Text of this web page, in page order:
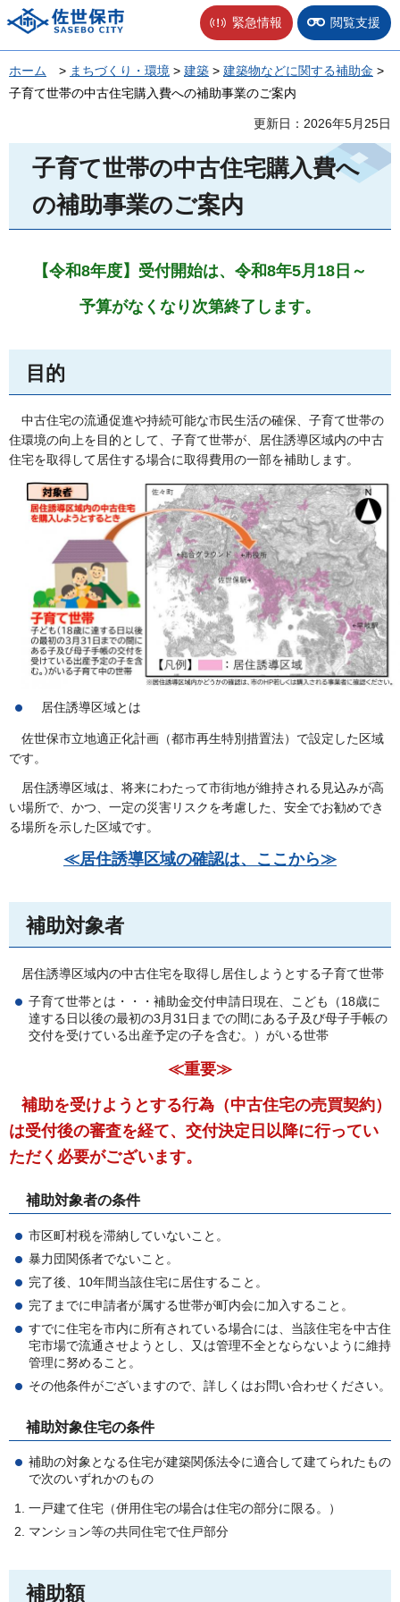
佐世保市 緊急情報 閲覧支援
ホーム > まちづくり・環境 > 建築 > 建築物などに関する補助金 >
子育て世帯の中古住宅購入費への補助事業のご案内
更新日：2026年5月25日
子育て世帯の中古住宅購入費へ
の補助事業のご案内
【令和8年度】受付開始は、令和8年5月18日～
予算がなくなり次第終了します。
目的
中古住宅の流通促進や持続可能な市民生活の確保、子育て世帯の
住環境の向上を目的として、子育て世帯が、居住誘導区域内の中古
住宅を取得して居住する場合に取得費用の一部を補助します。
居住誘導区域とは
佐世保市立地適正化計画（都市再生特別措置法）で設定した区域
です。
居住誘導区域は、将来にわたって市街地が維持される見込みが高
い場所で、かつ、一定の災害リスクを考慮した、安全でお勧めでき
る場所を示した区域です。
≪居住誘導区域の確認は、ここから≫
補助対象者
居住誘導区域内の中古住宅を取得し居住しようとする子育て世帯
子育て世帯とは・・・補助金交付申請日現在、こども（18歳に
達する日以後の最初の3月31日までの間にある子及び母子手帳の
交付を受けている出産予定の子を含む。）がいる世帯
≪重要≫
補助を受けようとする行為（中古住宅の売買契約）
は受付後の審査を経て、交付決定日以降に行ってい
ただく必要がございます。
補助対象者の条件
市区町村税を滞納していないこと。
暴力団関係者でないこと。
完了後、10年間当該住宅に居住すること。
完了までに申請者が属する世帯が町内会に加入すること。
すでに住宅を市内に所有されている場合には、当該住宅を中古住
宅市場で流通させようとし、又は管理不全とならないように維持
管理に努めること。
その他条件がございますので、詳しくはお問い合わせください。
補助対象住宅の条件
補助の対象となる住宅が建築関係法令に適合して建てられたもの
で次のいずれかのもの
一戸建て住宅（併用住宅の場合は住宅の部分に限る。）
マンション等の共同住宅で住戸部分
補助額